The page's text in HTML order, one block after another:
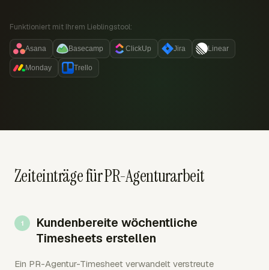
Funktioniert mit Ihrem Lieblingstool:
Asana Basecamp ClickUp Jira Linear
Monday Trello
Zeiteinträge für PR-Agenturarbeit
Kundenbereite wöchentliche
Timesheets erstellen
Ein PR-Agentur-Timesheet verwandelt verstreute